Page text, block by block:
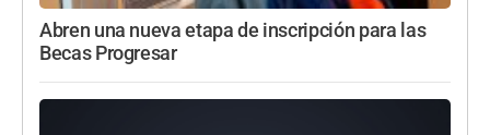
Abren una nueva etapa de inscripción para las
Becas Progresar